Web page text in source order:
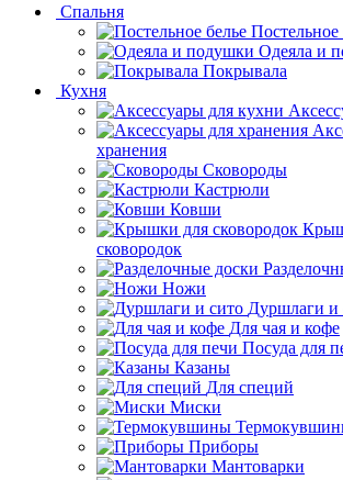
Спальня
Постельное
Одеяла и
Покрывала
Кухня
хранения
Сковороды
Кастрюли
Ковши
сковородок
Ножи
Дуршлаги и
Для чая и кофе
Посуда для
Казаны
Для специй
Миски
Приборы
Мантоварки